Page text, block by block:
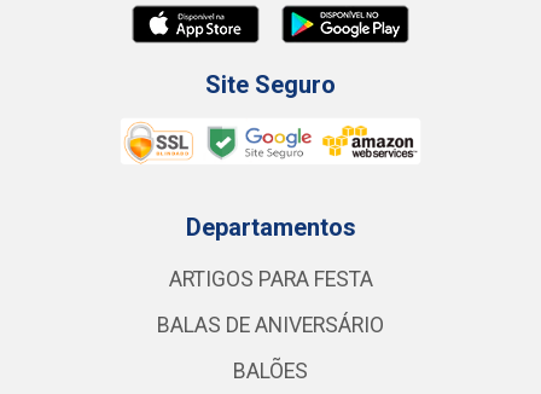
Site Seguro
Departamentos
ARTIGOS PARA FESTA
BALAS DE ANIVERSÁRIO
BALÕES